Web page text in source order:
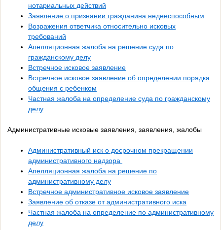
нотариальных действий
Заявление о признании гражданина недееспособным
Возражения ответчика относительно исковых
требований
Апелляционная жалоба на решение суда по
гражданскому делу
Встречное исковое заявление
Встречное исковое заявление об определении порядка
общения с ребенком
Частная жалоба на определение суда по гражданскому
делу
Административные исковые заявления, заявления, жалобы
Административный иск о досрочном прекращении
административного надзора
Апелляционная жалоба на решение по
административному делу
Встречное административное исковое заявление
Заявление об отказе от административного иска
Частная жалоба на определение по административному
делу